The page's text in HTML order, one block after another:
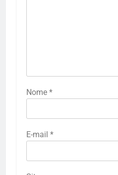
Nome *
E-mail *